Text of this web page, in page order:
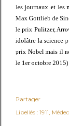
les journaux et les
Max Gottlieb de
le prix Pulitzer,
idolâtre la science
prix Nobel mais il
le 1er octobre 2015)
Partager
Libellés : 1911